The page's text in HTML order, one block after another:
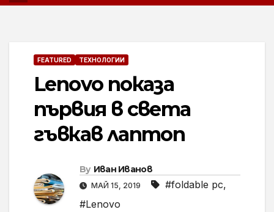
FEATURED ТЕХНОЛОГИИ
Lenovo показа
първия в света
гъвкав лаптоп
By Иван Иванов
МАЙ 15, 2019 #foldable pc,
#Lenovo